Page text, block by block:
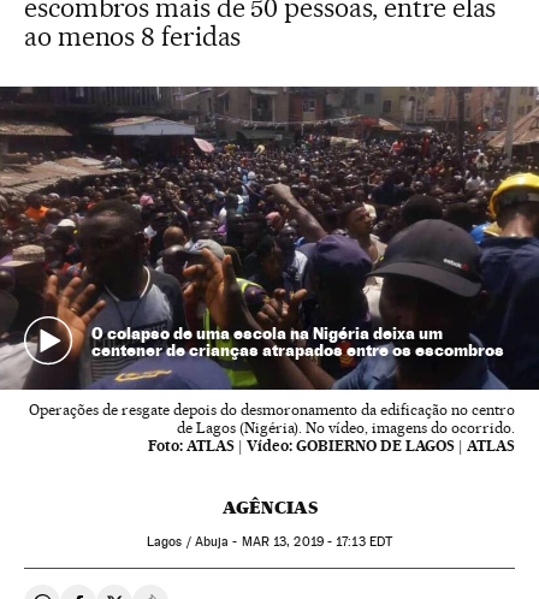
escombros mais de 50 pessoas, entre elas
ao menos 8 feridas
O colapso de uma escola na Nigéria deixa um
centener de crianças atrapados entre os escombros
Operações de resgate depois do desmoronamento da edificação no centro
de Lagos (Nigéria). No vídeo, imagens do ocorrido.
Foto: ATLAS | Vídeo: GOBIERNO DE LAGOS | ATLAS
AGÊNCIAS
Lagos / Abuja - MAR13, 2019 - 17:13EDT